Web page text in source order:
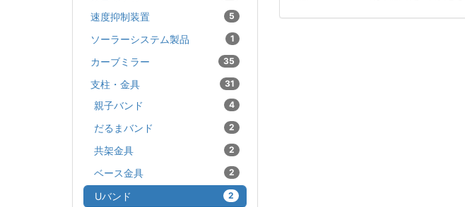
速度抑制装置 5
ソーラーシステム製品 1
カーブミラー 35
支柱・金具 31
親子バンド 4
だるまバンド 2
共架金具 2
ベース金具 2
Uバンド 2